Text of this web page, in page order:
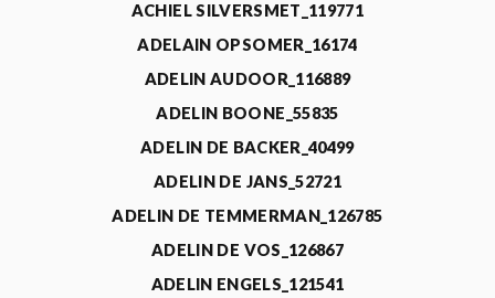
ACHIEL SILVERSMET_119771
ADELAIN OPSOMER_16174
ADELIN AUDOOR_116889
ADELIN BOONE_55835
ADELIN DE BACKER_40499
ADELIN DE JANS_52721
ADELIN DE TEMMERMAN_126785
ADELIN DE VOS_126867
ADELIN ENGELS_121541